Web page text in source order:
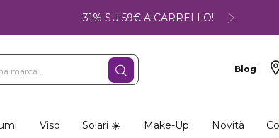
-31% SU 59€ A CARRELLO!
Blog
Viso Solari ☀️ Make-Up Novità